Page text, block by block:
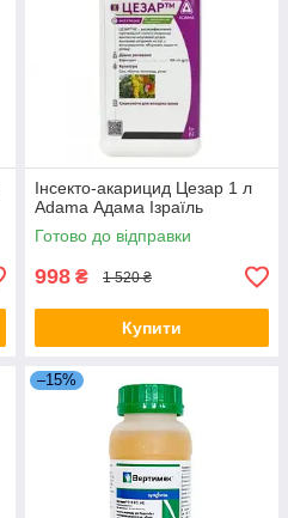
Інсекто-акарицид Цезар 1 л
Adama Адама Ізраїль
Готово до відправки
998 ₴ 1 520 ₴
Купити
–15%